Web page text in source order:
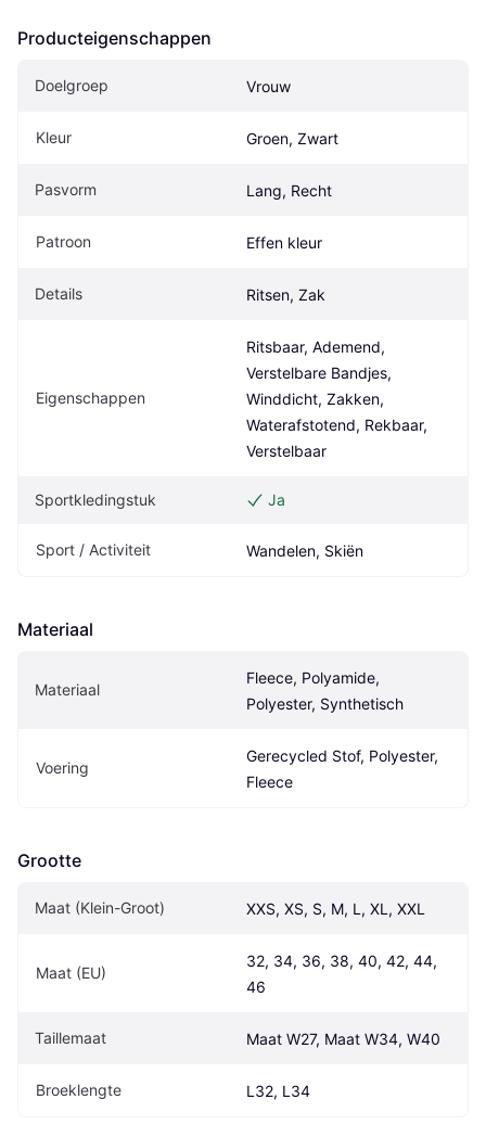
Producteigenschappen
Doelgroep Vrouw
Kleur Groen, Zwart
Pasvorm Lang, Recht
Patroon Effen kleur
Details Ritsen, Zak
Eigenschappen
Ritsbaar, Ademend,
Verstelbare Bandjes,
Winddicht, Zakken,
Waterafstotend, Rekbaar,
Verstelbaar
Sportkledingstuk Ja
Sport / Activiteit Wandelen, Skiën
Materiaal
Materiaal
Fleece, Polyamide,
Polyester, Synthetisch
Voering
Gerecycled Stof, Polyester,
Fleece
Grootte
Maat (Klein-Groot) XXS, XS, S, M, L, XL, XXL
Maat (EU)
32, 34, 36, 38, 40, 42, 44,
46
Taillemaat Maat W27, Maat W34, W40
Broeklengte L32, L34